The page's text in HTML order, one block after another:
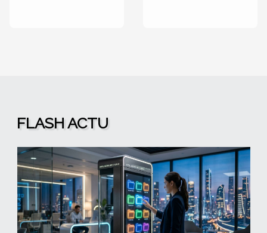
FLASH ACTU